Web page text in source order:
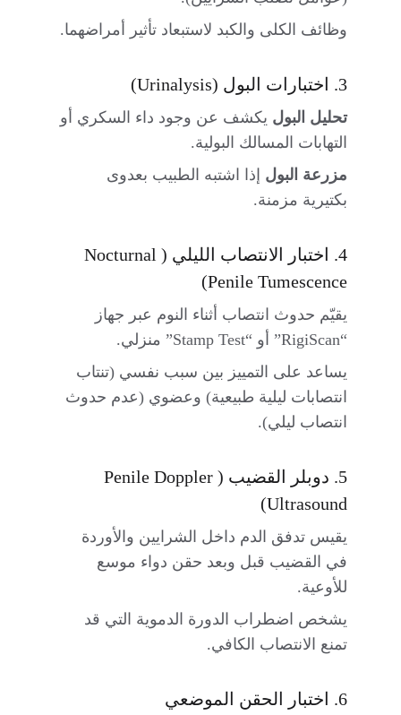
وظائف الكلى والكبد لاستبعاد تأثير أمراضهما.
3. اختبارات البول (Urinalysis)
تحليل البول يكشف عن وجود داء السكري أو
التهابات المسالك البولية.
مزرعة البول إذا اشتبه الطبيب بعدوى
بكتيرية مزمنة.
4. اختبار الانتصاب الليلي (Nocturnal
Penile Tumescence)
يقيّم حدوث انتصاب أثناء النوم عبر جهاز
“RigiScan” أو “Stamp Test” منزلي.
يساعد على التمييز بين سبب نفسي (تنتاب
انتصابات ليلية طبيعية) وعضوي (عدم حدوث
انتصاب ليلي).
5. دوبلر القضيب (Penile Doppler
Ultrasound)
يقيس تدفق الدم داخل الشرايين والأوردة
في القضيب قبل وبعد حقن دواء موسع
للأوعية.
يشخص اضطراب الدورة الدموية التي قد
تمنع الانتصاب الكافي.
6. اختبار الحقن الموضعي